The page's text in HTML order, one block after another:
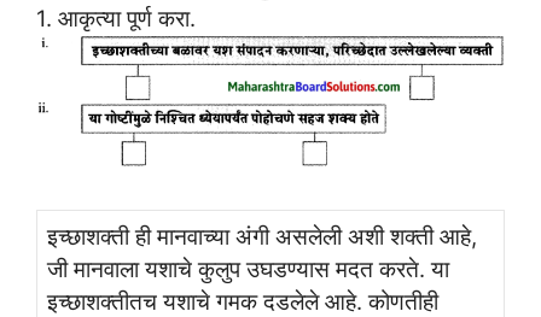
1. आकृत्या पूर्ण करा.
इच्छाशक्ती ही मानवाच्या अंगी असलेली अशी शक्ती आहे,
जी मानवाला यशाचे कुलुप उघडण्यास मदत करते. या
इच्छाशक्तीतच यशाचे गमक दडलेले आहे. कोणतीही